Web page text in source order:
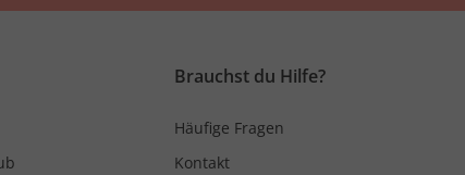
Brauchst du Hilfe?
Häufige Fragen
Kontakt